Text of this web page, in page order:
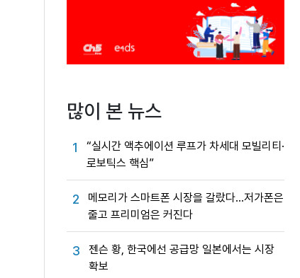
많이 본 뉴스
1
“실시간 액추에이션 루프가 차세대 모빌리티·
로보틱스 핵심”
2
메모리가 스마트폰 시장을 갈랐다…저가폰은
줄고 프리미엄은 커진다
3
젠슨 황, 한국에선 공급망 일본에서는 시장
확보